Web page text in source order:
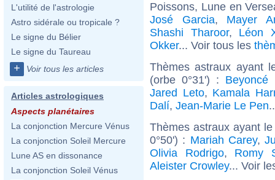
L'utilité de l'astrologie
Astro sidérale ou tropicale ?
Le signe du Bélier
Le signe du Taureau
+ Voir tous les articles
Articles astrologiques
Aspects planétaires
La conjonction Mercure Vénus
La conjonction Soleil Mercure
Lune AS en dissonance
La conjonction Soleil Vénus
Poissons, Lune en
José Garcia, Mayer
Shashi Tharoor, Léon
Okker... Voir tous les
Thèmes astraux ayant
(orbe 0°31') : Beyoncé
Jared Leto, Kamala
Dalí, Jean-Marie Le Pen
Thèmes astraux ayant
0°50') : Mariah Carey,
Olivia Rodrigo, Romy
Aleister Crowley... Voir